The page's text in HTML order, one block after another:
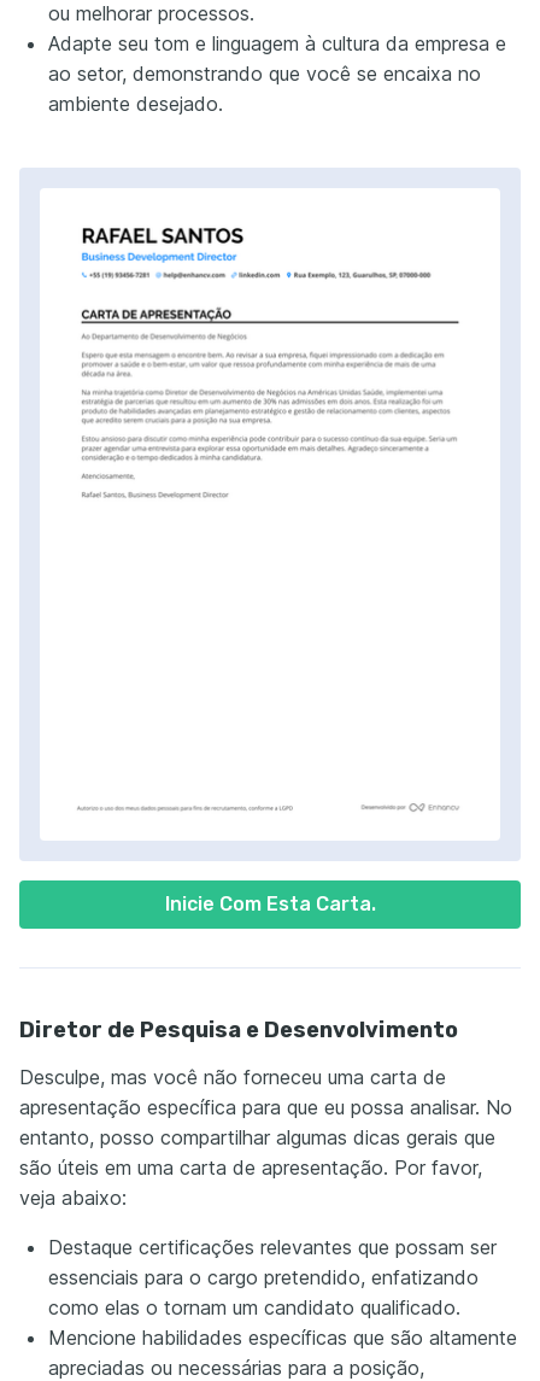
Inicie Com Esta Carta.
ou melhorar processos.
Adapte seu tom e linguagem à cultura da empresa e
ao setor, demonstrando que você se encaixa no
ambiente desejado.
Diretor de Pesquisa e Desenvolvimento
Desculpe, mas você não forneceu uma carta de
apresentação específica para que eu possa analisar. No
entanto, posso compartilhar algumas dicas gerais que
são úteis em uma carta de apresentação. Por favor,
veja abaixo:
Destaque certificações relevantes que possam ser
essenciais para o cargo pretendido, enfatizando
como elas o tornam um candidato qualificado.
Mencione habilidades específicas que são altamente
apreciadas ou necessárias para a posição,